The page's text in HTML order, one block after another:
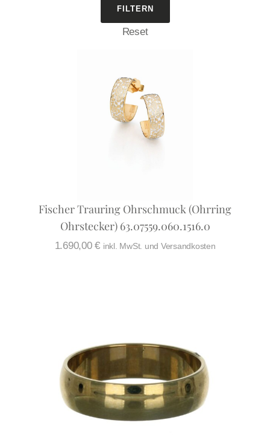
Reset
Fischer Trauring Ohrschmuck (Ohrring
Ohrstecker) 63.07559.060.1516.0
1.690,00€ inkl. MwSt. und Versandkosten